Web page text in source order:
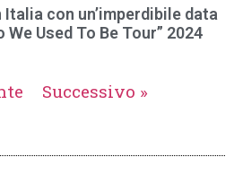
con un’imperdibile data
Used To Be Tour” 2024
Successivo »